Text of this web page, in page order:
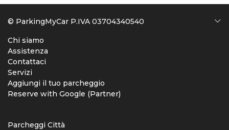
© ParkingMyCar P.IVA 03704340540
Chi siamo
Assistenza
Contattaci
Servizi
Aggiungi il tuo parcheggio
Reserve with Google (Partner)
Parcheggi Città